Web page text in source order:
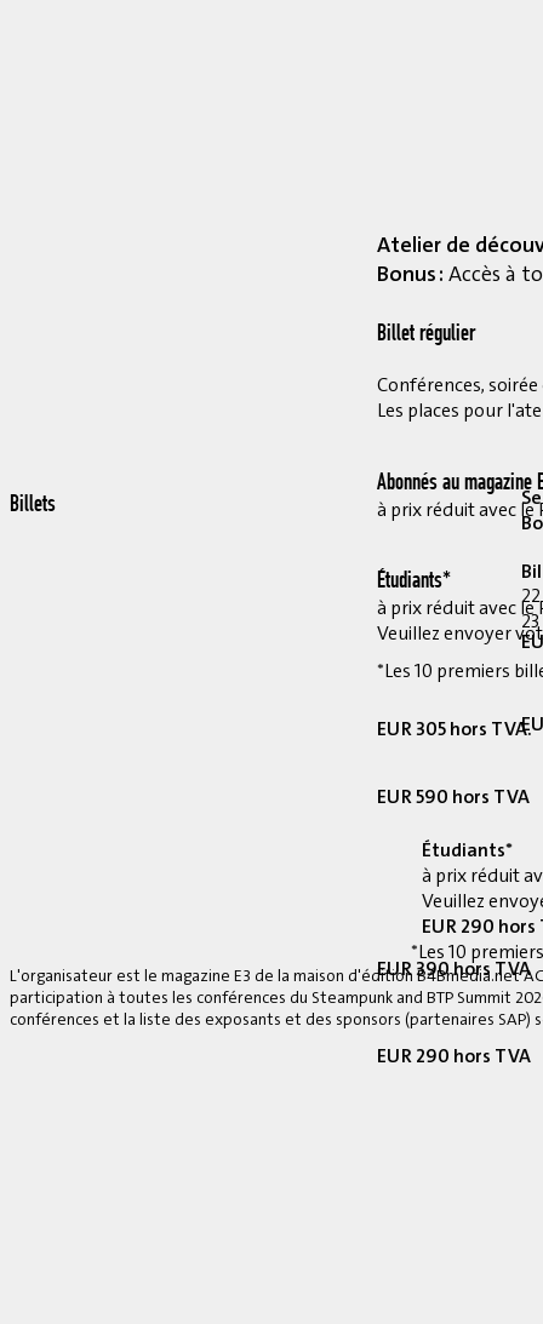
Atelier de
Bonus : Accès à
Billet régulier
Conférences,
Les places pour
Abonnés au magazine
à prix réduit avec le
Étudiants*
à prix réduit avec le
Veuillez envoyer
*Les 10 premiers
EUR 305 hors TVA.
EUR 590 hors TVA
EUR 390 hors TVA
EUR 290 hors TVA
Billets
Étudiants*
à prix réduit
Veuillez
EUR 290 hors
*Les 10
L'organisateur est le magazine E3 de la maison d'édition B4Bmedia.net
participation à toutes les conférences du Steampunk and BTP Summit
conférences et la liste des exposants et des sponsors (partenaires